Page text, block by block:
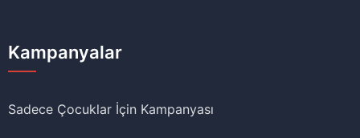
Kampanyalar
Sadece Çocuklar İçin Kampanyası